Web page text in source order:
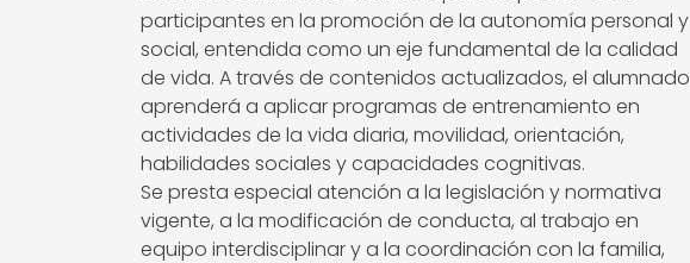
participantes en la promoción de la autonomía personal y
social, entendida como un eje fundamental de la calidad
de vida. A través de contenidos actualizados, el alumnado
aprenderá a aplicar programas de entrenamiento en
actividades de la vida diaria, movilidad, orientación,
habilidades sociales y capacidades cognitivas.
Se presta especial atención a la legislación y normativa
vigente, a la modificación de conducta, al trabajo en
equipo interdisciplinar y a la coordinación con la familia,